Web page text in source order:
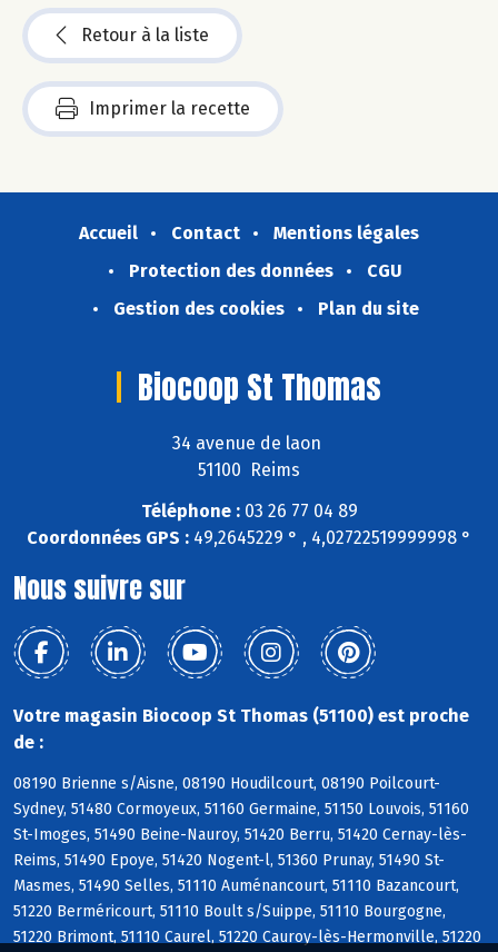
Retour à la liste
Imprimer la recette
Accueil Contact
Mentions légales
Protection des données
CGU
Gestion des cookies
Plan du site
Biocoop St Thomas
34 avenue de laon
51100 Reims
Téléphone :03 26 77 04 89
Coordonnées GPS : 49,2645229 ° , 4,02722519999998 °
Nous suivre sur
Votre magasin Biocoop St Thomas (51100) est proche
de :
08190 Brienne s/Aisne, 08190 Houdilcourt, 08190 Poilcourt-
Sydney, 51480 Cormoyeux, 51160 Germaine, 51150 Louvois, 51160
St-Imoges, 51490 Beine-Nauroy, 51420 Berru, 51420 Cernay-lès-
Reims, 51490 Epoye, 51420 Nogent-l, 51360 Prunay, 51490 St-
Masmes, 51490 Selles, 51110 Auménancourt, 51110 Bazancourt,
51220 Berméricourt, 51110 Boult s/Suippe, 51110 Bourgogne,
51220 Brimont, 51110 Caurel, 51220 Cauroy-lès-Hermonville, 51220